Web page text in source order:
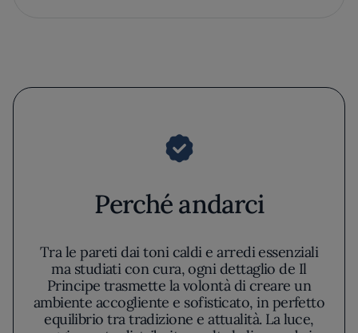
Perché andarci
Tra le pareti dai toni caldi e arredi essenziali
ma studiati con cura, ogni dettaglio de Il
Principe trasmette la volontà di creare un
ambiente accogliente e sofisticato, in perfetto
equilibrio tra tradizione e attualità. La luce,